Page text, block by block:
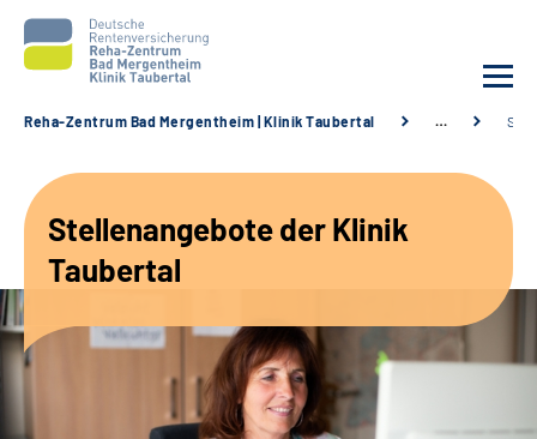
Unsere Angebote
Karriere
Sozialdienste & Zuweisende
Reha-Zentrum Bad Mergentheim | Klinik Taubertal …
Stellenangebote der Klinik
Taubertal